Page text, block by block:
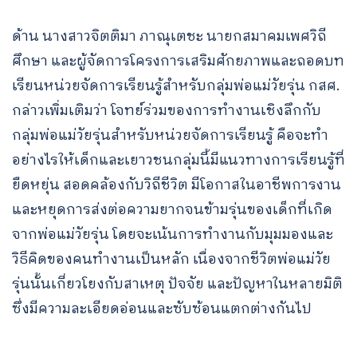
ด้าน นางสาวจิตติมา ภาณุเตชะ นายกสมาคมเพศวิถี
ศึกษา และผู้จัดการโครงการเสริมศักยภาพและถอดบท
เรียนหน่วยจัดการเรียนรู้สำหรับกลุ่มพ่อแม่วัยรุ่น กสศ.
กล่าวเพิ่มเติมว่า โจทย์ร่วมของการทำงานเชิงลึกกับ
กลุ่มพ่อแม่วัยรุ่นสำหรับหน่วยจัดการเรียนรู้ คือจะทำ
อย่างไรให้เด็กและเยาวชนกลุ่มนี้มีแนวทางการเรียนรู้ที่
ยืดหยุ่น สอดคล้องกับวิถีชีวิต มีโอกาสในอาชีพการงาน
และหยุดการส่งต่อความยากจนข้ามรุ่นของเด็กที่เกิด
จากพ่อแม่วัยรุ่น โดยจะเน้นการทำงานกับมุมมองและ
วิธีคิดของคนทำงานเป็นหลัก เนื่องจากชีวิตพ่อแม่วัย
รุ่นนั้นเกี่ยวโยงกับสาเหตุ ปัจจัย และปัญหาในหลายมิติ
ซึ่งมีความละเอียดอ่อนและซับซ้อนแตกต่างกันไป